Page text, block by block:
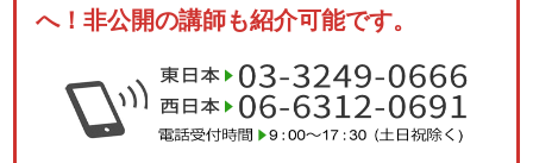
へ！非公開の講師も紹介可能です。